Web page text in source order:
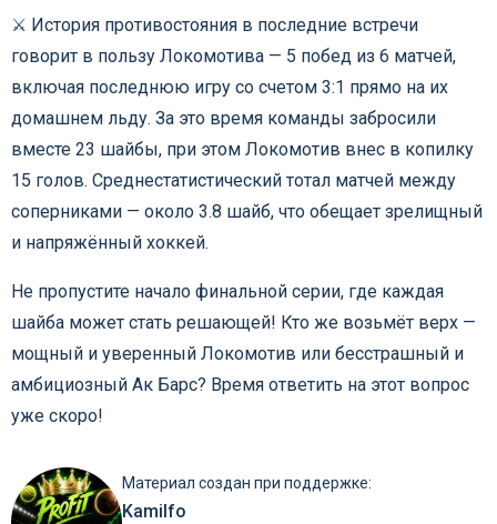
⚔️ История противостояния в последние встречи
говорит в пользу Локомотива — 5 побед из 6 матчей,
включая последнюю игру со счетом 3:1 прямо на их
домашнем льду. За это время команды забросили
вместе 23 шайбы, при этом Локомотив внес в копилку
15 голов. Среднестатистический тотал матчей между
соперниками — около 3.8 шайб, что обещает зрелищный
и напряжённый хоккей.
Не пропустите начало финальной серии, где каждая
шайба может стать решающей! Кто же возьмёт верх —
мощный и уверенный Локомотив или бесстрашный и
амбициозный Ак Барс? Время ответить на этот вопрос
уже скоро!
Материал создан при поддержке:
Kamilfo